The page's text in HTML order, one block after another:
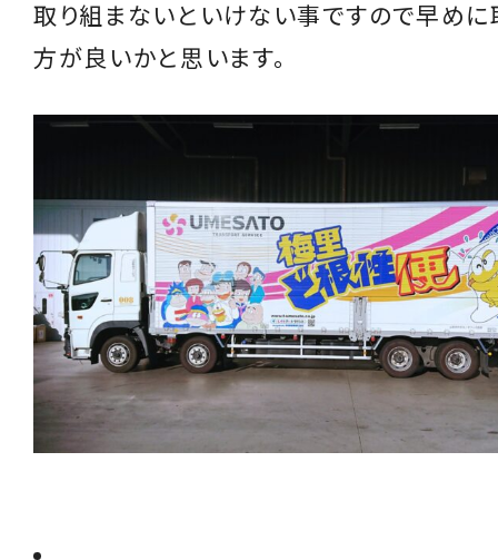
取り組まないといけない事ですので早めに
方が良いかと思います。